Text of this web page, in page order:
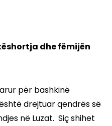
për bashkinë
drejtuar qendrës së
në Luzat. Siç shihet